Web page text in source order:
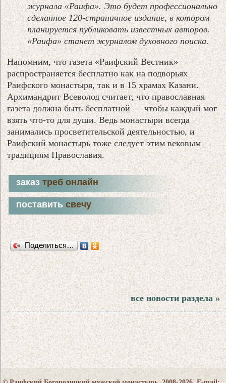
журнала «Раифа». Это будет профессионально
сделанное 120-страничное издание, в котором
планируется публиковать известных авторов.
«Раифа» станет журналом духовного поиска.
Напомним, что газета «Раифский Вестник»
распространяется бесплатно как на подворьях
Раифского монастыря, так и в 15 храмах Казани.
Архимандрит Всеволод считает, что православная
газета должна быть бесплатной — чтобы каждый мог
взять что-то для души. Ведь монастыри всегда
занимались просветительской деятельностью, и
Раифский монастырь тоже следует этим вековым
традициям Православия.
заказтреб онлайн
поставитьсвечу
Поделиться…
все новости раздела »